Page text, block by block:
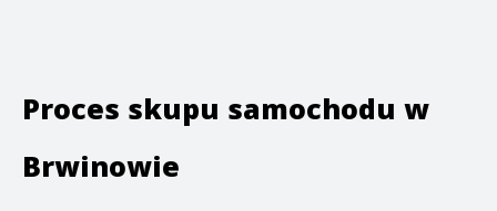
Proces skupu samochodu w
Brwinowie